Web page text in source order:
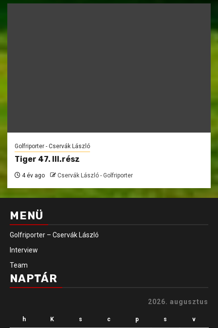
Golfriporter - Cservák László
Tiger 47. III.rész
4 év ago Cservák László - Golfriporter
MENÜ
Golfriporter – Cservák László
Interview
Team
NAPTÁR
2026. augusztus
h K s c p s v